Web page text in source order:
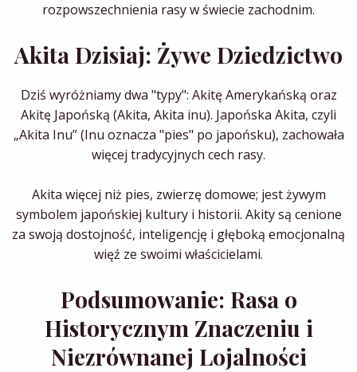
rozpowszechnienia rasy w świecie zachodnim.
Akita Dzisiaj: Żywe Dziedzictwo
Dziś wyróżniamy dwa "typy": Akitę Amerykańską oraz
Akitę Japońską (Akita, Akita inu). Japońska Akita, czyli
„Akita Inu” (Inu oznacza "pies" po japońsku), zachowała
więcej tradycyjnych cech rasy.
Akita więcej niż pies, zwierzę domowe; jest żywym
symbolem japońskiej kultury i historii. Akity są cenione
za swoją dostojność, inteligencję i głęboką emocjonalną
więź ze swoimi właścicielami.
Podsumowanie: Rasa o
Historycznym Znaczeniu i
Niezrównanej Lojalności